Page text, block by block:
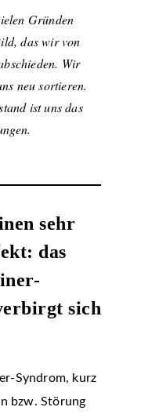
Gründen
das wir von
Wir
neu sortieren.
ist uns das
sehr
das
sich
Syndrom, kurz
bzw. Störung